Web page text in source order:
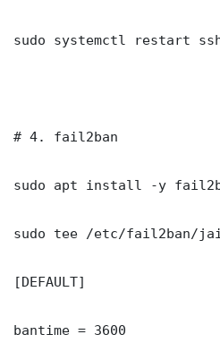
sudo systemctl restart
# 4. fail2ban
sudo apt install -y
sudo tee /etc/fail2ban/
[DEFAULT]
bantime = 3600